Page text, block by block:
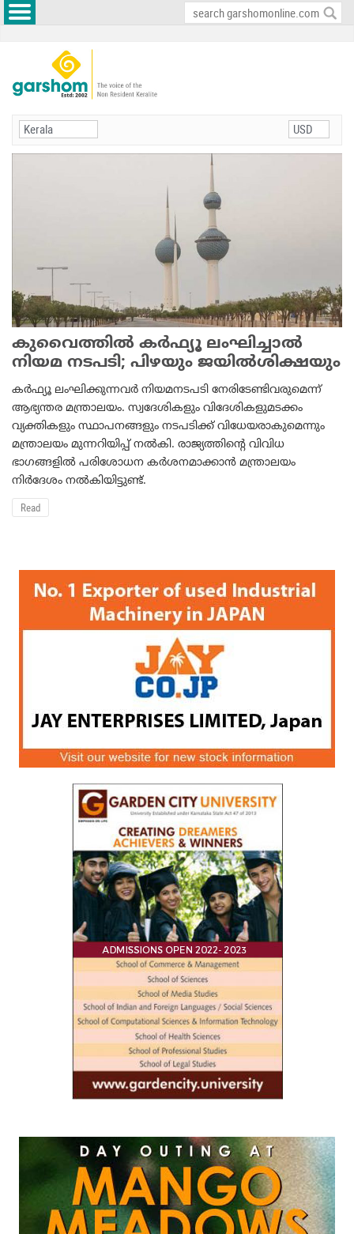
കുവൈത്തില്‍ കര്‍ഫ്യൂ ലംഘിച്ചാല്‍
നിയമ നടപടി; പിഴയും ജയില്‍ശിക്ഷയും
കര്‍ഫ്യൂ ലംഘിക്കുന്നവര്‍ നിയമനടപടി നേരിടേണ്ടിവരുമെന്ന്
ആഭ്യന്തര മന്ത്രാലയം. സ്വദേശികളും വിദേശികളുമടക്കം
വ്യക്തികളും സ്ഥാപനങ്ങളും നടപടിക്ക് വിധേയരാകുമെന്നും
മന്ത്രാലയം മുന്നറിയിപ്പ് നല്‍കി. രാജ്യത്തിന്റെ വിവിധ
ഭാഗങ്ങളില്‍ പരിശോധന കര്‍ശനമാക്കാന്‍ മന്ത്രാലയം
നിര്‍ദേശം നല്‍കിയിട്ടുണ്ട്.
Read